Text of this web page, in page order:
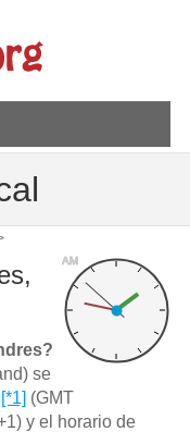
AM
se
[*1] (GMT
y el horario de